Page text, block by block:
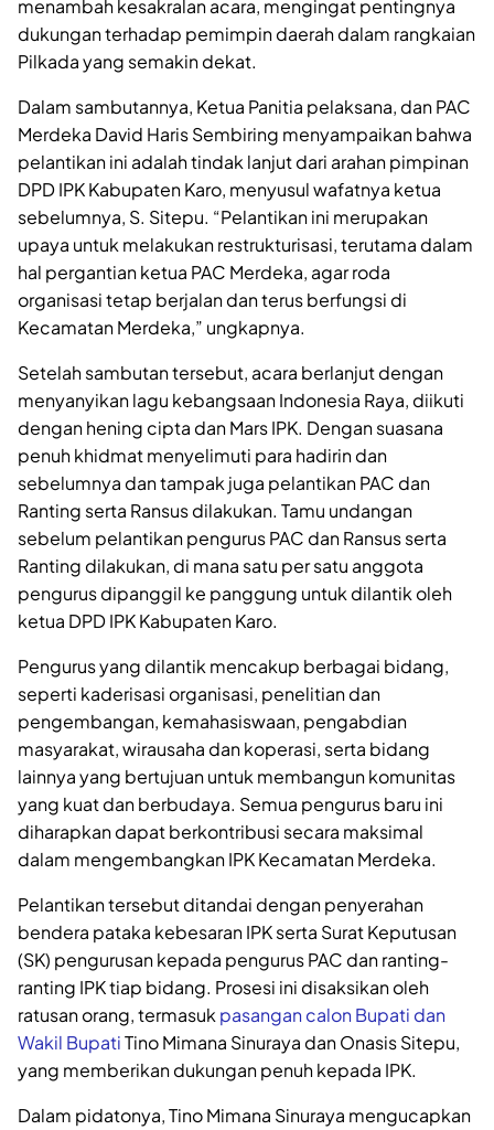
menambah kesakralan acara, mengingat pentingnya
dukungan terhadap pemimpin daerah dalam rangkaian
Pilkada yang semakin dekat.
Dalam sambutannya, Ketua Panitia pelaksana, dan PAC
Merdeka David Haris Sembiring menyampaikan bahwa
pelantikan ini adalah tindak lanjut dari arahan pimpinan
DPD IPK Kabupaten Karo, menyusul wafatnya ketua
sebelumnya, S. Sitepu. “Pelantikan ini merupakan
upaya untuk melakukan restrukturisasi, terutama dalam
hal pergantian ketua PAC Merdeka, agar roda
organisasi tetap berjalan dan terus berfungsi di
Kecamatan Merdeka,” ungkapnya.
Setelah sambutan tersebut, acara berlanjut dengan
menyanyikan lagu kebangsaan Indonesia Raya, diikuti
dengan hening cipta dan Mars IPK. Dengan suasana
penuh khidmat menyelimuti para hadirin dan
sebelumnya dan tampak juga pelantikan PAC dan
Ranting serta Ransus dilakukan. Tamu undangan
sebelum pelantikan pengurus PAC dan Ransus serta
Ranting dilakukan, di mana satu per satu anggota
pengurus dipanggil ke panggung untuk dilantik oleh
ketua DPD IPK Kabupaten Karo.
Pengurus yang dilantik mencakup berbagai bidang,
seperti kaderisasi organisasi, penelitian dan
pengembangan, kemahasiswaan, pengabdian
masyarakat, wirausaha dan koperasi, serta bidang
lainnya yang bertujuan untuk membangun komunitas
yang kuat dan berbudaya. Semua pengurus baru ini
diharapkan dapat berkontribusi secara maksimal
dalam mengembangkan IPK Kecamatan Merdeka.
Pelantikan tersebut ditandai dengan penyerahan
bendera pataka kebesaran IPK serta Surat Keputusan
(SK) pengurusan kepada pengurus PAC dan ranting-
ranting IPK tiap bidang. Prosesi ini disaksikan oleh
ratusan orang, termasuk pasangan calon Bupati dan
Wakil BupatiTino Mimana Sinuraya dan Onasis Sitepu,
yang memberikan dukungan penuh kepada IPK.
Dalam pidatonya, Tino Mimana Sinuraya mengucapkan